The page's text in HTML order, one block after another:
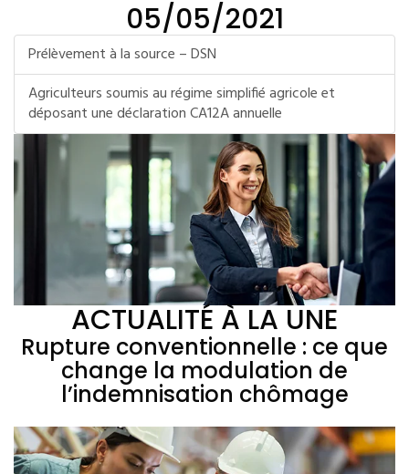
05/05/2021
Prélèvement à la source – DSN
Agriculteurs soumis au régime simplifié agricole et
déposant une déclaration CA12A annuelle
ACTUALITÉ À LA UNE
Rupture conventionnelle : ce que
change la modulation de
l’indemnisation chômage